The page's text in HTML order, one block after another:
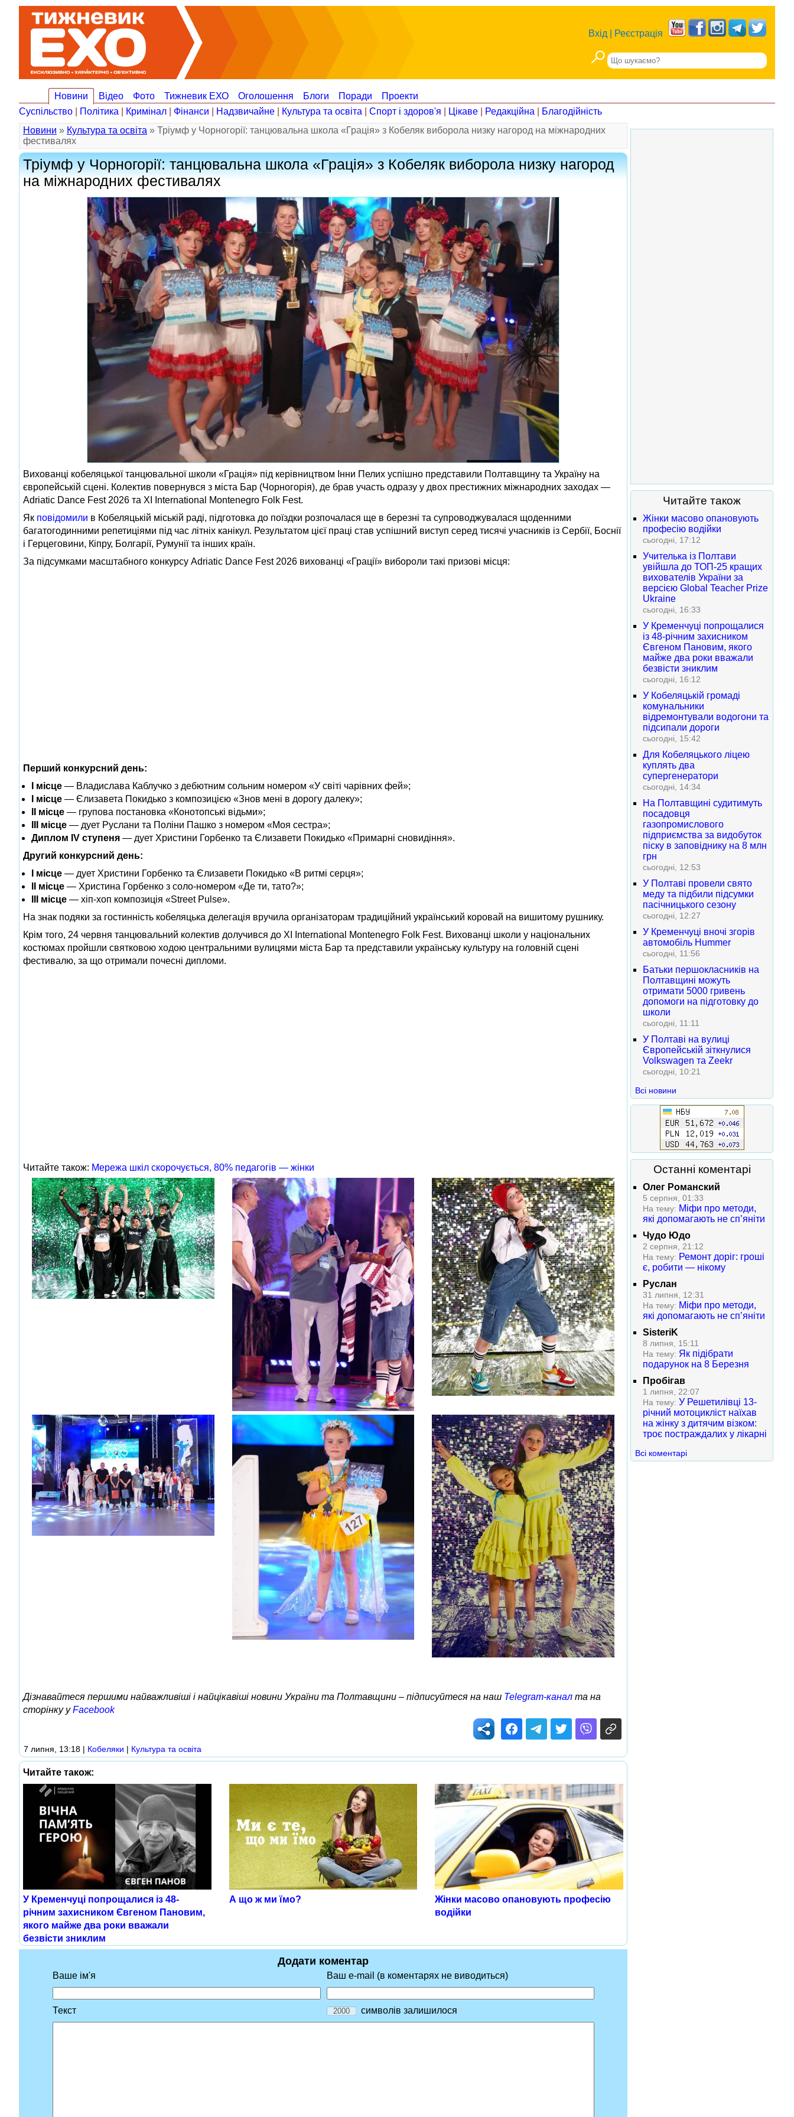
Вхід Реєстрація
Новини Відео Фото Тижневик ЕХО Оголошення Блоги Поради
Проекти
Суспільство
Політика Кримінал Фінанси Надзвичайне Культура та освіта Спорт і здоров'я Цікаве Редакційна
Благодійність
Новини » Культура та освіта » Тріумф у Чорногорії: танцювальна школа «Грація» з Кобеляк виборола низку нагород на міжнародних
фестивалях
Тріумф у Чорногорії: танцювальна школа «Грація» з Кобеляк виборола низку нагород
на міжнародних фестивалях
Вихованці кобеляцької танцювальної школи «Грація» під керівництвом Інни Пелих успішно представили Полтавщину та Україну на
європейській сцені. Колектив повернувся з міста Бар (Чорногорія), де брав участь одразу у двох престижних міжнародних заходах —
Adriatic Dance Fest 2026 та XI International Montenegro Folk Fest.
Як повідомили в Кобеляцькій міській раді, підготовка до поїздки розпочалася ще в березні та супроводжувалася щоденними
багатогодинними репетиціями під час літніх канікул. Результатом цієї праці став успішний виступ серед тисячі учасників із Сербії, Боснії
і Герцеговини, Кіпру, Болгарії, Румунії та інших країн.
За підсумками масштабного конкурсу Adriatic Dance Fest 2026 вихованці «Грації» вибороли такі призові місця:
Перший конкурсний день:
І місце — Владислава Каблучко з дебютним сольним номером «У світі чарівних фей»;
І місце — Єлизавета Покидько з композицією «Знов мені в дорогу далеку»;
ІІ місце — групова постановка «Конотопські відьми»;
ІІІ місце — дует Руслани та Поліни Пашко з номером «Моя сестра»;
Диплом IV ступеня — дует Христини Горбенко та Єлизавети Покидько «Примарні сновидіння».
Другий конкурсний день:
І місце — дует Христини Горбенко та Єлизавети Покидько «В ритмі серця»;
ІІ місце — Христина Горбенко з соло-номером «Де ти, тато?»;
ІІІ місце — хіп-хоп композиція «Street Pulse».
На знак подяки за гостинність кобеляцька делегація вручила організаторам традиційний український коровай на вишитому рушнику.
Крім того, 24 червня танцювальний колектив долучився до XI International Montenegro Folk Fest. Вихованці школи у національних
костюмах пройшли святковою ходою центральними вулицями міста Бар та представили українську культуру на головній сцені
фестивалю, за що отримали почесні дипломи.
Читайте також: Мережа шкіл скорочується, 80% педагогів — жінки
Дізнавайтеся першими найважливіші і найцікавіші новини України та Полтавщини – підписуйтеся на наш Telegram-канал та на
сторінку уFacebook
7 липня, 13:18 | Кобеляки | Культура та освіта
Читайте також:
У Кременчуці попрощалися із 48-
річним захисником Євгеном Пановим,
якого майже два роки вважали
безвісти зниклим
А що ж ми їмо?
Жінки масово опановують професію
водійки
Додати коментар
Ваше ім'я Ваш e-mail (в коментарях не виводиться)
Текст символів залишилося
Читайте також
Жінки масово опановують
професію водійки
сьогодні, 17:12
Учителька із Полтави
увійшла до ТОП-25 кращих
вихователів України за
версією Global Teacher Prize
Ukraine
сьогодні, 16:33
У Кременчуці попрощалися
із 48-річним захисником
Євгеном Пановим, якого
майже два роки вважали
безвісти зниклим
сьогодні, 16:12
У Кобеляцькій громаді
комунальники
відремонтували водогони та
підсипали дороги
сьогодні, 15:42
Для Кобеляцького ліцею
куплять два
супергенератори
сьогодні, 14:34
На Полтавщині судитимуть
посадовця
газопромислового
підприємства за видобуток
піску в заповіднику на 8 млн
грн
сьогодні, 12:53
У Полтаві провели свято
меду та підбили підсумки
пасічницького сезону
сьогодні, 12:27
У Кременчуці вночі згорів
автомобіль Hummer
сьогодні, 11:56
Батьки першокласників на
Полтавщині можуть
отримати 5000 гривень
допомоги на підготовку до
школи
сьогодні, 11:11
У Полтаві на вулиці
Європейській зіткнулися
Volkswagen та Zeekr
сьогодні, 10:21
Всі новини
Останні коментарі
Олег Романский
5 серпня, 01:33
На тему: Міфи про методи,
які допомагають не сп’яніти
Чудо Юдо
2 серпня, 21:12
На тему: Ремонт доріг: гроші
є, робити — нікому
Руслан
31 липня, 12:31
На тему: Міфи про методи,
які допомагають не сп’яніти
SisteriK
8 липня, 15:11
На тему: Як підібрати
подарунок на 8 Березня
Пробігав
1 липня, 22:07
На тему: У Решетилівці 13-
річний мотоцикліст наїхав
на жінку з дитячим візком:
троє постраждалих у лікарні
Всі коментарі